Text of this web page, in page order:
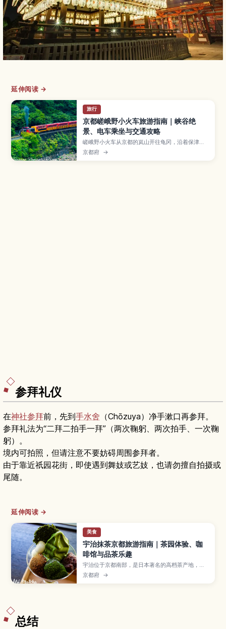
延伸阅读 →
旅行
京都嵯峨野小火车旅游指南｜峡谷绝
景、电车乘坐与交通攻略
嵯峨野小火车从京都的岚山开往龟冈，沿着保津川
峡谷缓慢前行，是欣赏春樱与秋枫的人气观光列
车。本文将介绍最佳乘车季节、车票购买与预约方
京都府 →
参拜礼仪
在神社参拜前，先到手水舍 （Chōzuya）净手漱口再参拜。
参拜礼法为“二拜二拍手一拜”（两次鞠躬、两次拍手、一次鞠
躬）。
境内可拍照，但请注意不要妨碍周围参拜者。
由于靠近祇园花街，即使遇到舞妓或艺妓，也请勿擅自拍摄或
尾随。
延伸阅读 →
美食
宇治抹茶京都旅游指南｜茶园体验、咖
啡馆与品茶乐趣
宇治位于京都南部，是日本著名的高档茶产地，以
香气浓郁、风味醇厚的宇治抹茶闻名。本文将带你
了解抹茶的历史、茶园参观与采茶体验、手冲抹茶
京都府 →
总结